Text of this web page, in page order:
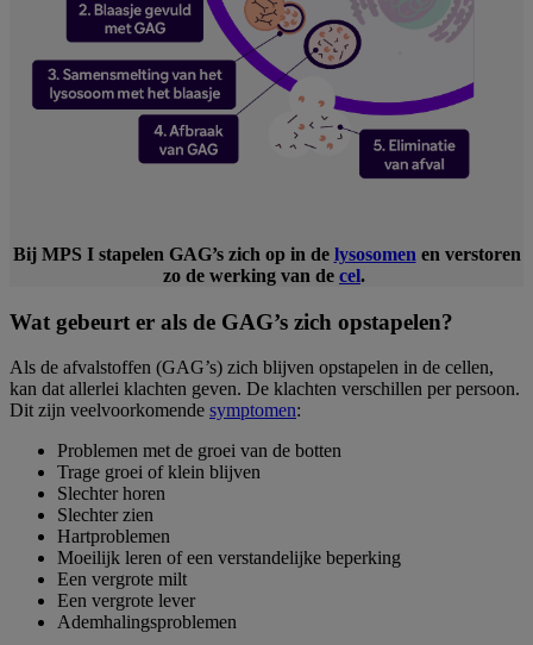
Bij MPS I stapelen GAG’s zich op in de lysosomen en verstoren
zo de werking van de cel.
Wat gebeurt er als de GAG’s zich opstapelen?
Als de afvalstoffen (GAG’s) zich blijven opstapelen in de cellen,
kan dat allerlei klachten geven. De klachten verschillen per persoon.
Dit zijn veelvoorkomende symptomen:
Problemen met de groei van de botten
Trage groei of klein blijven
Slechter horen
Slechter zien
Hartproblemen
Moeilijk leren of een verstandelijke beperking
Een vergrote milt
Een vergrote lever
Ademhalingsproblemen